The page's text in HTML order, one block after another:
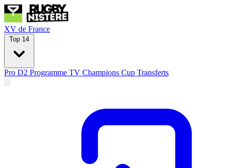
XV de France
Top 14
Pro D2 Programme TV Champions Cup Transferts